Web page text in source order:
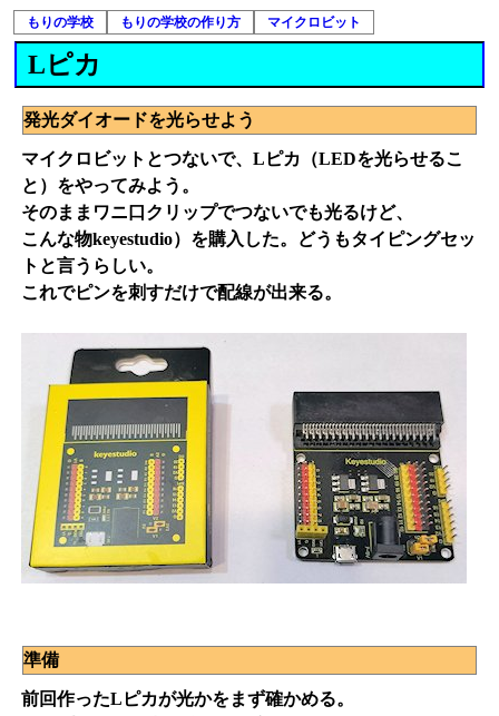
もりの学校 もりの学校の作り方 マイクロビット
Lピカ
発光ダイオードを光らせよう
マイクロビットとつないで、Lピカ（LEDを光らせるこ
と）をやってみよう。
そのままワニ口クリップでつないでも光るけど、
こんな物keyestudio）を購入した。どうもタイピングセッ
トと言うらしい。
これでピンを刺すだけで配線が出来る。
準備
前回作ったLピカが光かをまず確かめる。